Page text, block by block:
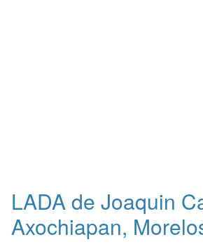
LADA de Joaquin
Axochiapan,